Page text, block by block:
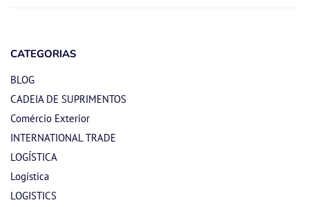
CATEGORIAS
BLOG
CADEIA DE SUPRIMENTOS
Comércio Exterior
INTERNATIONAL TRADE
LOGÍSTICA
Logística
LOGISTICS